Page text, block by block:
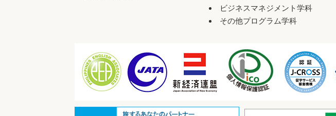
ビジネスマネジメント学科
その他プログラム学科